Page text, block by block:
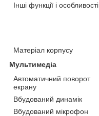
Інші функції і особливості
Матеріал корпусу
Мультимедіа
Автоматичний поворот
екрану
Вбудований динамік
Вбудований мікрофон